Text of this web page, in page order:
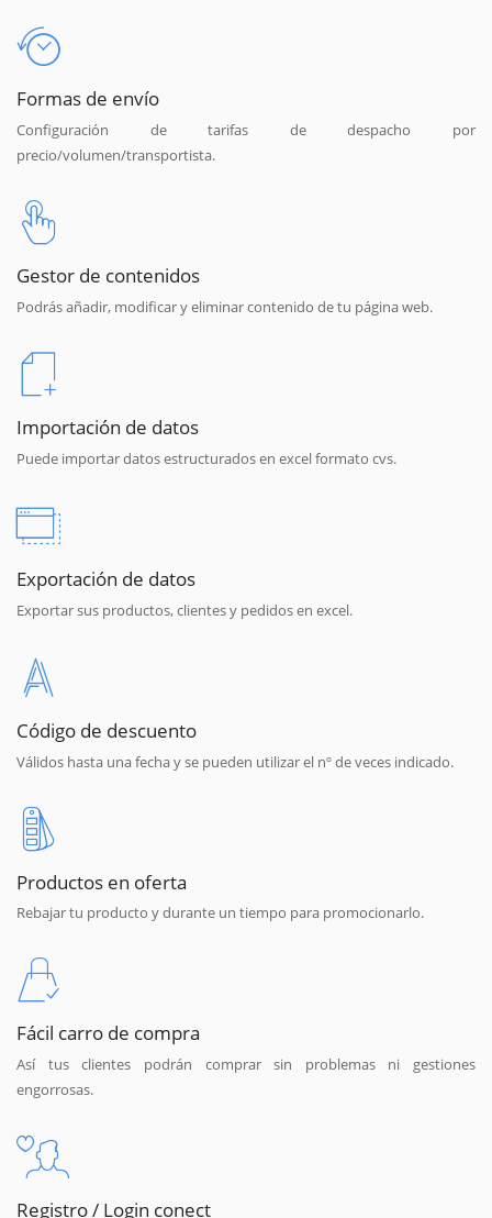
Formas de envío
Configuración de tarifas de despacho por
precio/volumen/transportista.
Gestor de contenidos
Podrás añadir, modificar y eliminar contenido de tu página web.
Importación de datos
Puede importar datos estructurados en excel formato cvs.
Exportación de datos
Exportar sus productos, clientes y pedidos en excel.
Código de descuento
Válidos hasta una fecha y se pueden utilizar el nº de veces indicado.
Productos en oferta
Rebajar tu producto y durante un tiempo para promocionarlo.
Fácil carro de compra
Así tus clientes podrán comprar sin problemas ni gestiones
engorrosas.
Registro / Login conect